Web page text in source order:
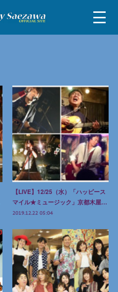
【LIVE】12/25（水）「ハッピース
マイル★ミュージック」京都木屋…
2019.12.22 05:04